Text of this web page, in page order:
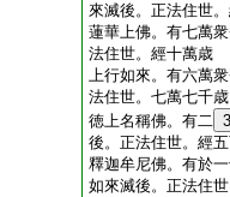
來滅後。正法住世
蓮華上佛。有七萬
法住世。經十萬歳
上行如來。有六萬
法住世。七萬七千歳
徳上名稱佛。有二 3
後。正法住世。經
釋迦牟尼佛。有於
如來滅後。正法住